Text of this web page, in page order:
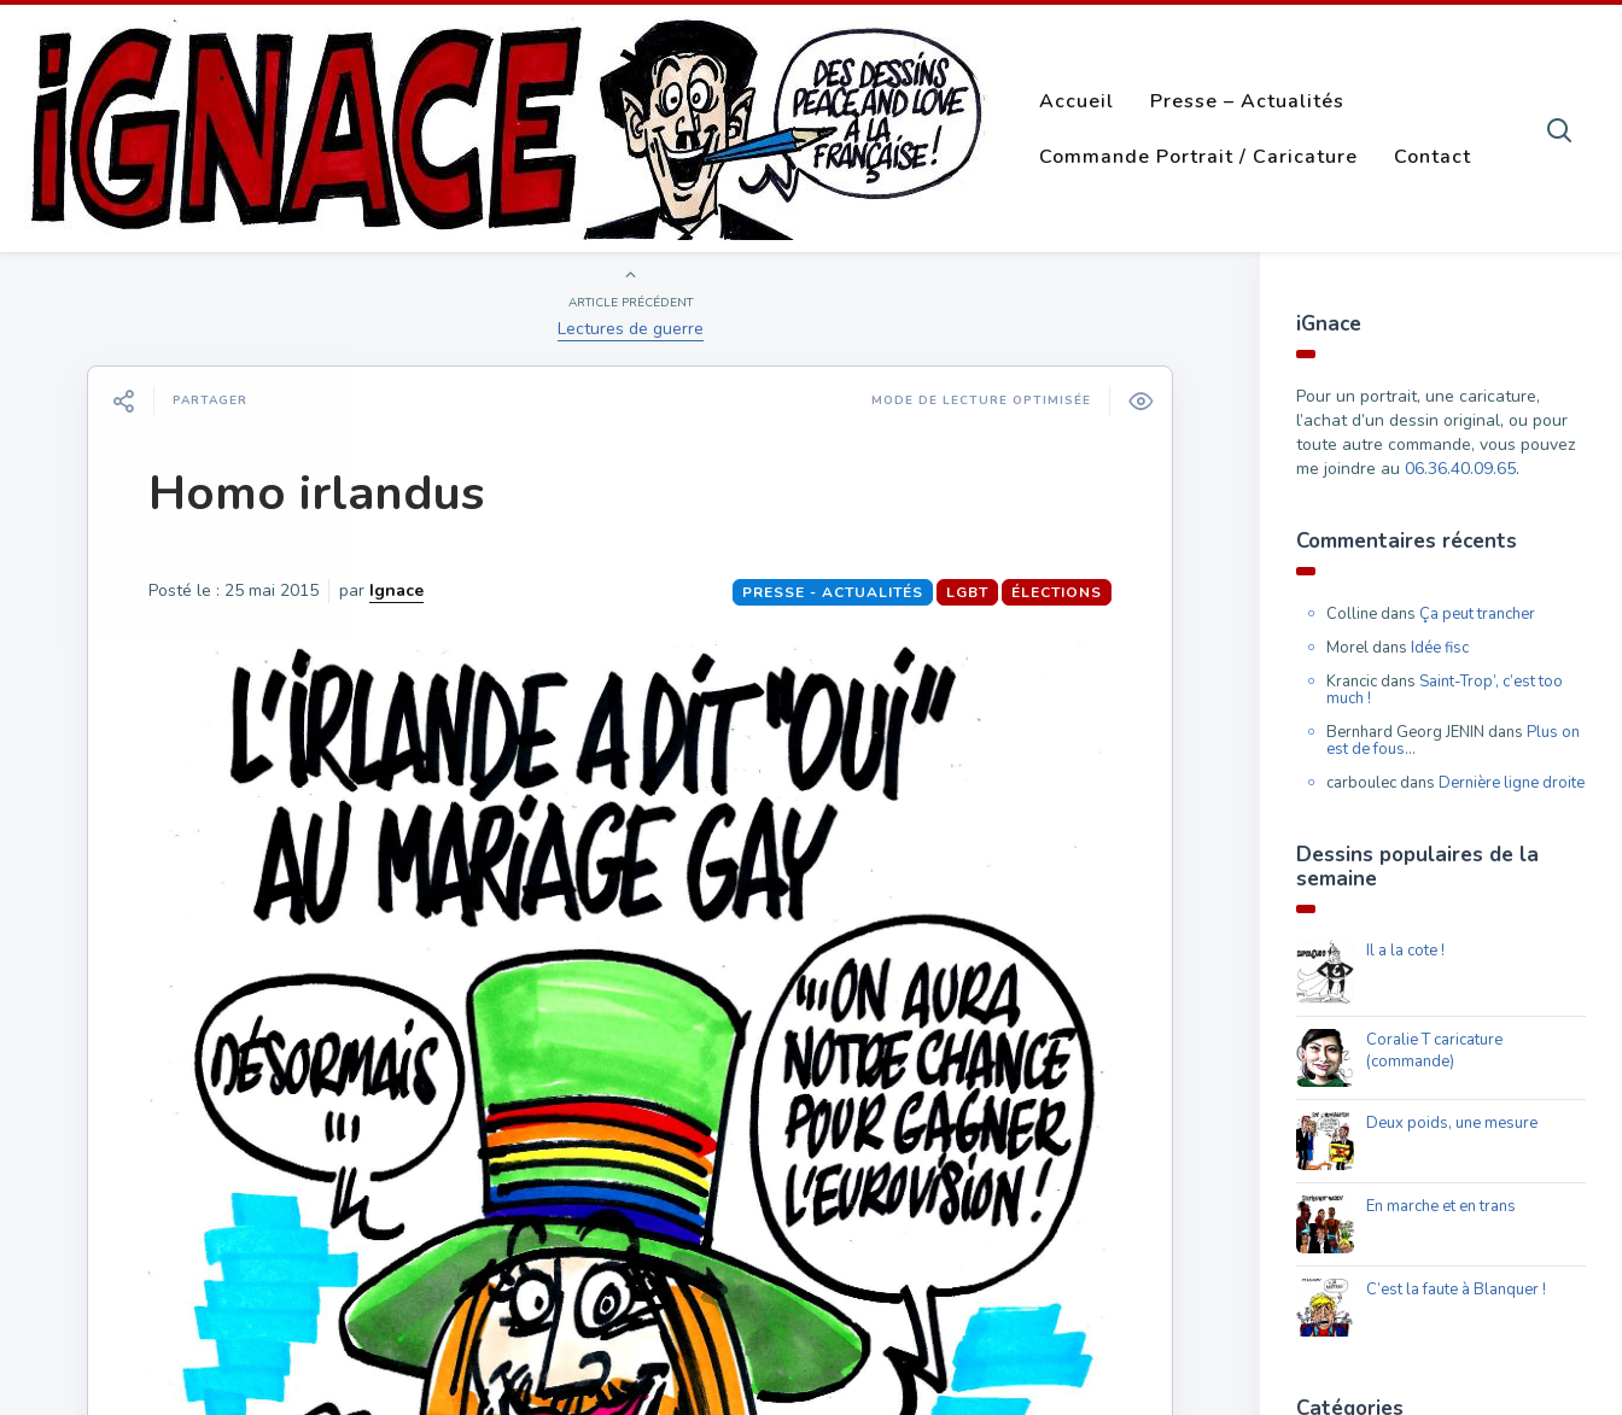
Accueil Presse – Actualités
Commande Portrait / Caricature Contact
ARTICLE PRÉCÉDENT
Lectures de guerre
PARTAGER MODE DE LECTURE OPTIMISÉE
Homo irlandus
Posté le : 25 mai 2015 par Ignace ÉLECTIONS
LGBT
PRESSE - ACTUALITÉS
iGnace
Pour un portrait, une caricature,
l’achat d’un dessin original, ou pour
toute autre commande, vous pouvez
me joindre au 06.36.40.09.65.
Commentaires récents
Colline dans Ça peut trancher
Morel dans Idée fisc
Krancic dans Saint-Trop’, c’est too
much !
Bernhard Georg JENIN dans Plus on
est de fous…
carboulec dans Dernière ligne droite
Dessins populaires de la
semaine
Il a la cote !
Coralie T caricature
(commande)
Deux poids, une mesure
En marche et en trans
C’est la faute à Blanquer !
Catégories